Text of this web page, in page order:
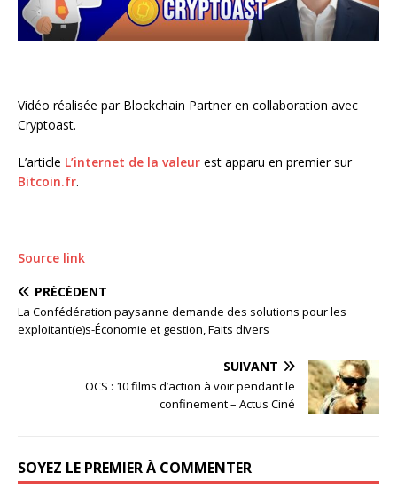
Vidéo réalisée par Blockchain Partner en collaboration avec
Cryptoast.
L’article L’internet de la valeur est apparu en premier sur
Bitcoin.fr.
Source link
PRÉCÉDENT
La Confédération paysanne demande des solutions pour les
exploitant(e)s-Économie et gestion, Faits divers
SUIVANT
OCS : 10 films d’action à voir pendant le
confinement – Actus Ciné
SOYEZ LE PREMIER À COMMENTER